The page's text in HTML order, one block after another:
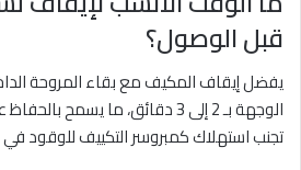
قبل الوصول؟
يفضل إيقاف المكيف مع بقاء المروحة
الوجهة بـ 2 إلى 3 دقائق، ما
تجنب استهلاك كمبروسر التكييف للوقود في